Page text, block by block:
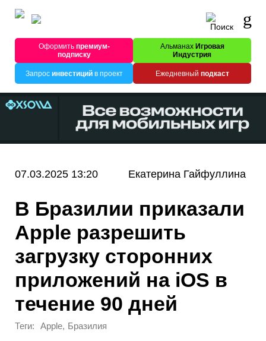
Оформитьпремиум-
подписку
Альманах Игровая
Индустрия
Запрос инвестицийв проект Ежедневный подкаст
07.03.2025 13:20 Екатерина Гайфуллина
В Бразилии приказали
Apple разрешить
загрузку сторонних
приложений на iOS в
течение 90 дней
Теги: Apple, Бразилия